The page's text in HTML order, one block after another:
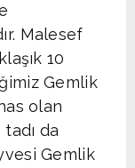
Malesef
10
Gemlik
olan
da
Gemlik